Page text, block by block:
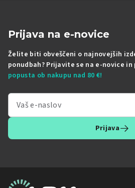
Prijava na e-novice
Želite biti obveščeni o najnovejših
ponudbah? Prijavite se na e-novice
popusta ob nakupu nad 80 €!
Prijava